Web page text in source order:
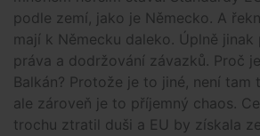
podle zemí, jako je Německo. A
mají k Německu daleko. Úplně
práva a dodržování závazků. Proč
Balkán? Protože je to jiné, není tam
ale zároveň je to příjemný chaos.
trochu ztratil duši a EU by získala